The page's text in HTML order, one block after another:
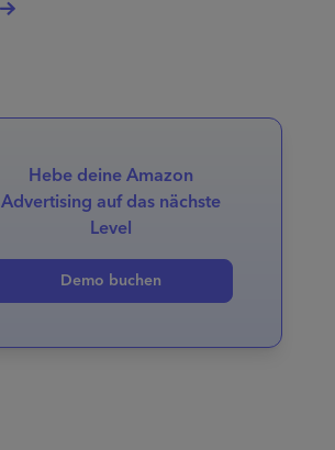
Hebe deine Amazon
Advertising auf das nächste
Level
Demo buchen